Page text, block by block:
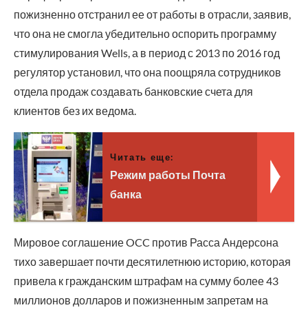
пожизненно отстранил ее от работы в отрасли, заявив,
что она не смогла убедительно оспорить программу
стимулирования Wells, а в период с 2013 по 2016 год
регулятор установил, что она поощряла сотрудников
отдела продаж создавать банковские счета для
клиентов без их ведома.
Читать еще:
Режим работы Почта
банка
Мировое соглашение OCC против Расса Андерсона
тихо завершает почти десятилетнюю историю, которая
привела к гражданским штрафам на сумму более 43
миллионов долларов и пожизненным запретам на